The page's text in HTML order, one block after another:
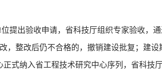
提出验收申请，省科技厅组织专家验收，
，整改后仍不合格的，撤销建设批复；建
式纳入省工程技术研究中心序列，省科技